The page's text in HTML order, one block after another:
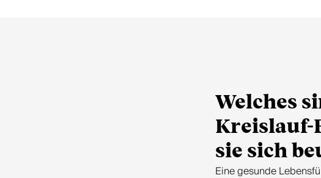
Welches
Kreislauf-
sie sich
Eine gesunde